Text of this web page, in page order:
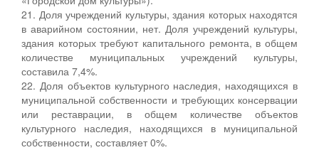
21. Доля учреждений культуры, здания которых находятся
в аварийном состоянии, нет. Доля учреждений культуры,
здания которых требуют капитального ремонта, в общем
количестве муниципальных учреждений культуры,
составила 7,4%.
22. Доля объектов культурного наследия, находящихся в
муниципальной собственности и требующих консервации
или реставрации, в общем количестве объектов
культурного наследия, находящихся в муниципальной
собственности, составляет 0%.